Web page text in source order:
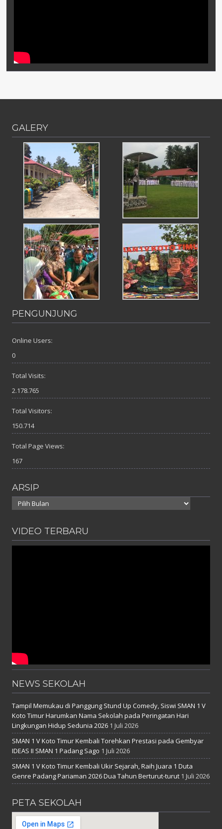
GALERY
PENGUNJUNG
Online Users:
0
Total Visits:
2.178.765
Total Visitors:
150.714
Total Page Views:
167
ARSIP
Arsip
VIDEO TERBARU
NEWS SEKOLAH
Tampil Memukau di Panggung Stund Up Comedy, Siswi SMAN 1 V
Koto Timur Harumkan Nama Sekolah pada Peringatan Hari
Lingkungan Hidup Sedunia 2026 1 Juli 2026
SMAN 1 V Koto Timur Kembali Torehkan Prestasi pada Gembyar
IDEAS II SMAN 1 Padang Sago 1 Juli 2026
SMAN 1 V Koto Timur Kembali Ukir Sejarah, Raih Juara 1 Duta
Genre Padang Pariaman 2026 Dua Tahun Berturut-turut 1 Juli 2026
PETA SEKOLAH